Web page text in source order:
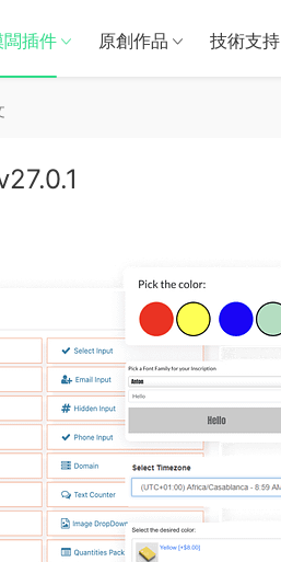
闆插件 原創作品 技術支持